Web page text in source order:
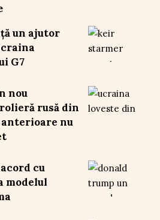
un ajutor
G7
nou
rusă din
nu
cu
modelul